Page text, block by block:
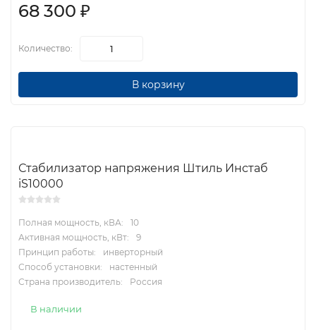
68 300 ₽
Количество:
В корзину
Стабилизатор напряжения Штиль Инстаб
iS10000
Полная мощность, кВА:
10
Активная мощность, кВт:
9
Принцип работы:
инверторный
Способ установки:
настенный
Страна производитель:
Россия
В наличии